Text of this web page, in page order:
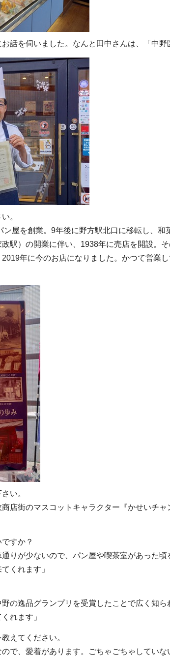
話を伺いました。なんと田中さんは、「中野
。
ン屋を創業。9年後に野方駅北口に移転し、
駅）の開業に伴い、1938年に売店を開設。
年に今のお店になりました。かつて営業
い。
商店街のマスコットキャラクター『かせいチ
すか？
通りが少ないので、パン屋や喫茶室があった
くれます」
野の逸品グランプリを受賞したことで広く知
れます」
えてください。
ので、愛着があります。ごちゃごちゃしていな